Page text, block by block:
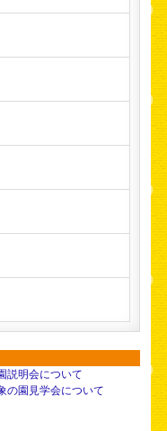
説明会について
の園見学会について